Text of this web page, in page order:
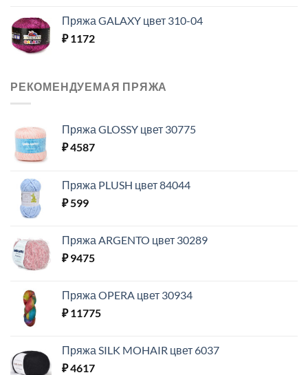
Пряжа GALAXY цвет 310-04
₽1172
РЕКОМЕНДУЕМАЯ ПРЯЖА
Пряжа GLOSSY цвет 30775
₽4587
Пряжа PLUSH цвет 84044
₽599
Пряжа ARGENTO цвет 30289
₽9475
Пряжа OPERA цвет 30934
₽11775
Пряжа SILK MOHAIR цвет 6037
₽4617